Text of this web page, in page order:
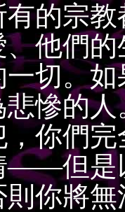
宗教都
他們
切。
慘的
你們
——但是
你將